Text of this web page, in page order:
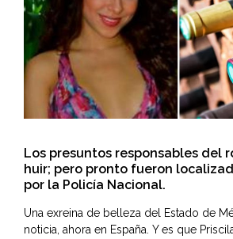
Los presuntos responsables del
huir; pero pronto fueron
por la Policía Nacional.
Una exreina de belleza del Estado de
noticia, ahora en España. Y es que